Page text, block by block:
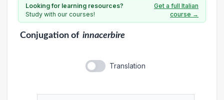
Looking for learning resources?
Study with our courses!
Get a full Italian
course →
Conjugationof innacerbire
Translation